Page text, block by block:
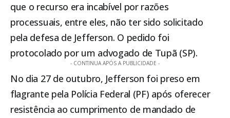
que o recurso era incabível por razões
processuais, entre eles, não ter sido solicitado
pela defesa de Jefferson. O pedido foi
protocolado por um advogado de Tupã (SP).
- CONTINUA APÓS A PUBLICIDADE -
No dia 27 de outubro, Jefferson foi preso em
flagrante pela Polícia Federal (PF) após oferecer
resistência ao cumprimento de mandado de